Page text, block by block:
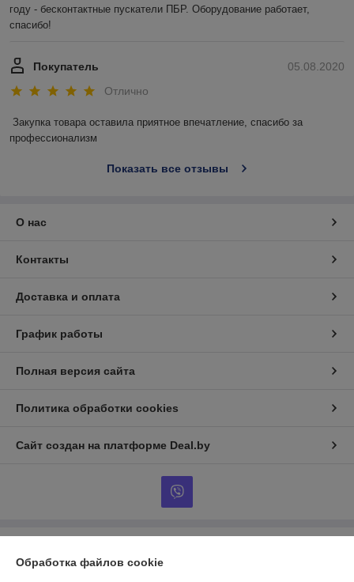
году - бесконтактные пускатели ПБР. Оборудование работает,
спасибо!
05.08.2020
Покупатель
Отлично
Закупка товара оставила приятное впечатление, спасибо за
профессионализм
Показать все отзывы
О нас
Контакты
Доставка и оплата
График работы
Полная версия сайта
Политика обработки cookies
Сайт создан на платформе Deal.by
Обработка файлов cookie